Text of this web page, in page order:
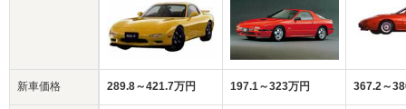
新車価格 289.8～421.7万円 197.1～323万円 367.2～